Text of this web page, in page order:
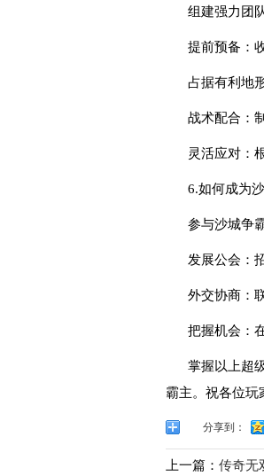
组建强力团
提前预备：
占据有利地
战术配合：
灵活应对：
6.如何成为
参与沙城争
发展公会：
外交协商：
把握机会：
掌握以上超
霸主。祝各位玩
分享到：
上一篇： 传奇无